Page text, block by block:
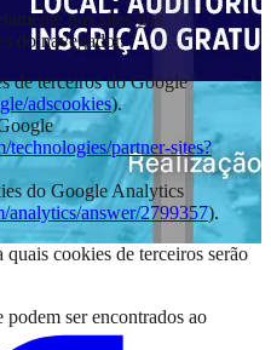
nos sites dos
do navegador.
de terceiros do Google
adscookies).
partner-sites?
do Google Analytics
analytics/answer/2799357).
cookies de terceiros serão
ser encontrados ao